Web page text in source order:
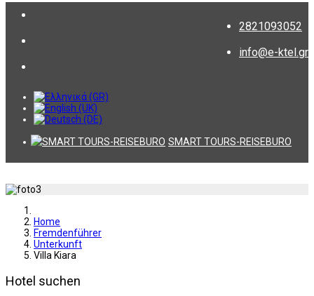
2821093052
info@e-ktel.gr
SMART TOURS-REISEBURO
Home
Fremdenführer
Unterkunft
Villa Kiara
Hotel suchen